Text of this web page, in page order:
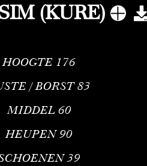
(KURE)
HOOGTE 176
/ BORST 83
MIDDEL 60
HEUPEN 90
39